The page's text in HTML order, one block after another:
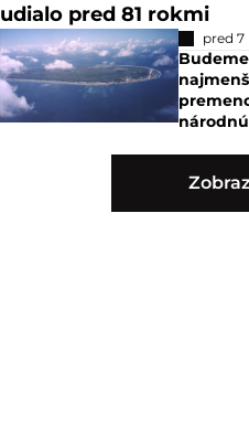
udialo pred 81 rokmi
pred